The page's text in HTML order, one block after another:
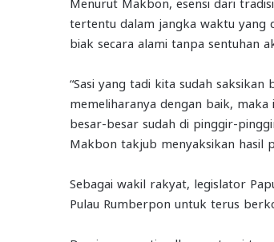
tertentu dalam jangka waktu yang
biak secara alami tanpa sentuhan
“Sasi yang tadi kita sudah
memeliharanya dengan baik,
besar-besar sudah di pinggir-
Makbon takjub menyaksikan hasil
Sebagai wakil rakyat, legislator
Pulau Rumberpon untuk terus